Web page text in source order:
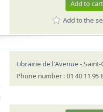
Add to cart
Add to the
Librairie de l'Avenue -
Phone number : 01 40 11 95